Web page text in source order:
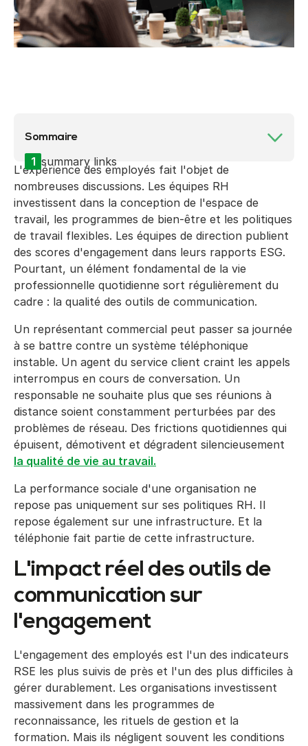
L'expérience des employés fait l'objet de
nombreuses discussions. Les équipes RH
investissent dans la conception de l'espace de
travail, les programmes de bien-être et les politiques
de travail flexibles. Les équipes de direction publient
des scores d'engagement dans leurs rapports ESG.
Pourtant, un élément fondamental de la vie
professionnelle quotidienne sort régulièrement du
cadre : la qualité des outils de communication.
Un représentant commercial peut passer sa journée
à se battre contre un système téléphonique
instable. Un agent du service client craint les appels
interrompus en cours de conversation. Un
responsable ne souhaite plus que ses réunions à
distance soient constamment perturbées par des
problèmes de réseau. Des frictions quotidiennes qui
épuisent, démotivent et dégradent silencieusement
la qualité de vie au travail.
La performance sociale d'une organisation ne
repose pas uniquement sur ses politiques RH. Il
repose également sur une infrastructure. Et la
téléphonie fait partie de cette infrastructure.
L'impact réel des outils de
communication sur
l'engagement
L'engagement des employés est l'un des indicateurs
RSE les plus suivis de près et l'un des plus difficiles à
gérer durablement. Les organisations investissent
massivement dans les programmes de
reconnaissance, les rituels de gestion et la
formation. Mais ils négligent souvent les conditions
Sommaire
1 summary links